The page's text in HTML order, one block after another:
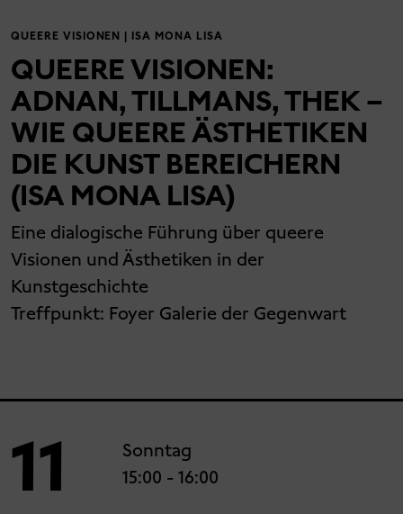
QUEERE VISIONEN | ISA MONA LISA
QUEERE VISIONEN:
ADNAN, TILLMANS, THEK –
WIE QUEERE ÄSTHETIKEN
DIE KUNST BEREICHERN
(ISA MONA LISA)
Eine dialogische Führung über queere
Visionen und Ästhetiken in der
Kunstgeschichte
Treffpunkt: Foyer Galerie der Gegenwart
11
Sonntag
15:00 - 16:00